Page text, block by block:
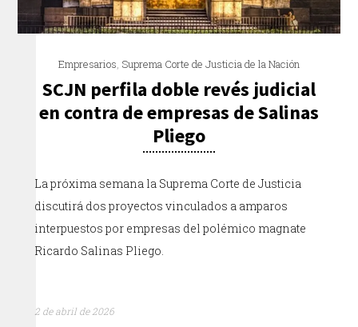
Empresarios, Suprema Corte de Justicia de la Nación
SCJN perfila doble revés judicial
en contra de empresas de Salinas
Pliego
La próxima semana la Suprema Corte de Justicia
discutirá dos proyectos vinculados a amparos
interpuestos por empresas del polémico magnate
Ricardo Salinas Pliego.
2 de abril de 2026